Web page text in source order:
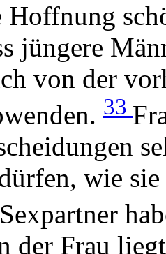
Hoffnung
jüngere
von der
33
wie
der Frau